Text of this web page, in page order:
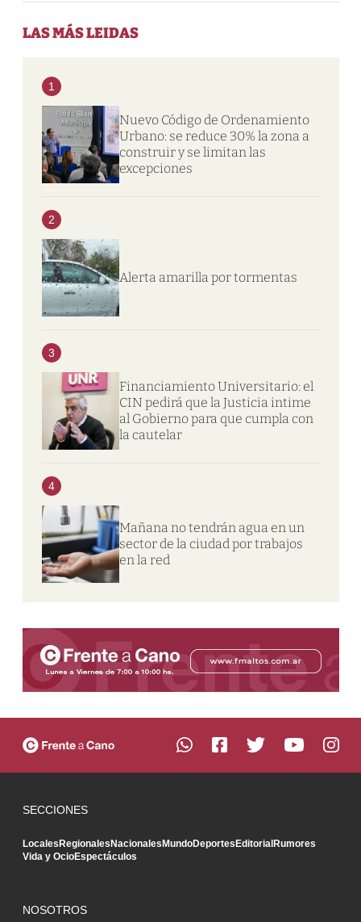
LAS MÁS LEIDAS
1
Nuevo Código de Ordenamiento
Urbano: se reduce 30% la zona a
construir y se limitan las
excepciones
2
Alerta amarilla por tormentas
3
Financiamiento Universitario: el
CIN pedirá que la Justicia intime
al Gobierno para que cumpla con
la cautelar
4
Mañana no tendrán agua en un
sector de la ciudad por trabajos
en la red
SECCIONES
LocalesRegionalesNacionalesMundoDeportesEditorialRumores
Vida y OcioEspectáculos
NOSOTROS